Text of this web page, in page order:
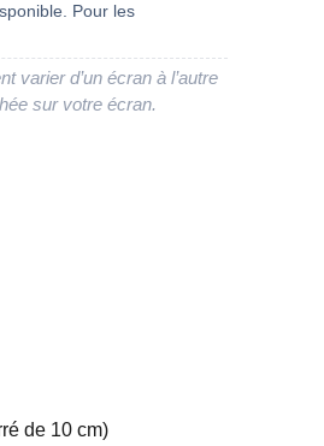
Pour les
varier d’un écran à l’autre
sur votre écran.
de 10 cm)